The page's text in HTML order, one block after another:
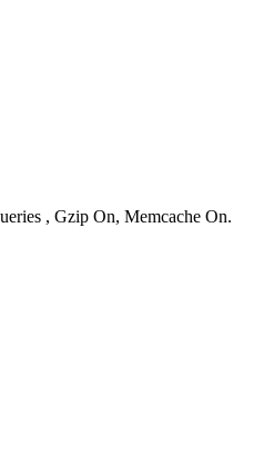
, Gzip On, Memcache On.